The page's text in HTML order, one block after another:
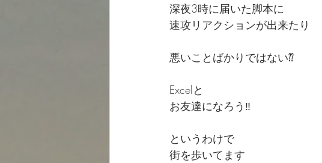
深夜3時に届いた脚本に
速攻リアクションが出来たり
悪いことばかりではない⁇
Excelと
お友達になろう‼️
というわけで
街を歩いてます